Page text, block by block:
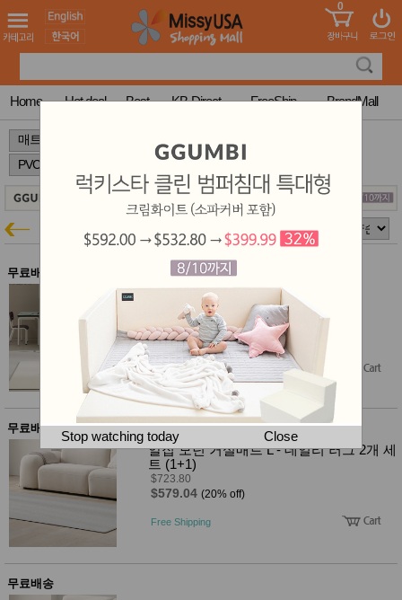
도 어린이
청소년
컬러링
북
한국학
습지
미국학
습지
고 고국배
건 홍삼전
드
기능성
품
Diet/여
메이크
헤어케
바디케
남성화
품
전 주방가
MissyShop
Login
0
Home Hot deal Best KB-Direct FreeShip BrandMall
Stop watching today Close
PVC 거실매트
무료배송
알집 모던 거실매트 L - 바닐라 밀크
알집매트 예약주문 40% 특가
$383.90
$307.12$230.34 (40% off)
Free Shipping
무료배송
알집 모던 거실매트 L - 데일리 러그 2개 세
트 (1+1)
$723.80
$579.04 (20% off)
Free Shipping
무료배송